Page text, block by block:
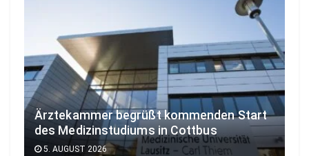
Ärztekammer begrüßt kommenden Start
des Medizinstudiums in Cottbus
5. AUGUST 2026